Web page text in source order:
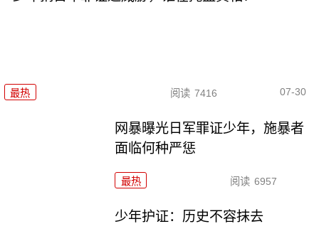
最热 阅读 7416 07-30
网暴曝光日军罪证少年，施暴者
面临何种严惩
最热 阅读 6957
少年护证：历史不容抹去